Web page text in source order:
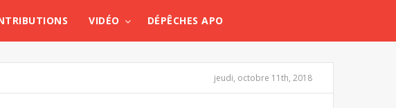
VIDÉO DÉPÊCHES APO
jeudi, octobre 11th, 2018